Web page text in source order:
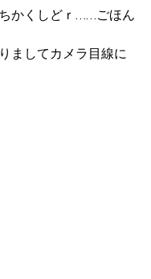
かくしどｒ……ごほん
ましてカメラ目線に